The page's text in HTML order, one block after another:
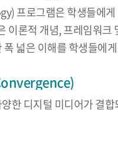
로그램은 학생들에게
이론적 개념, 프레임워
넓은 이해를 학생들에
한 디지털 미디어가 결